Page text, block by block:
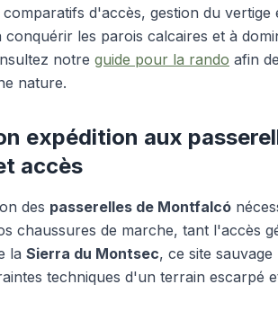
d'accès, gestion du vertige
les parois calcaires et à
notre guide pour la rando afin
nature.
expédition aux
accès
des passerelles de Montfalcó
chaussures de marche, tant l'accès
la Sierra du Montsec, ce site
techniques d'un terrain escarpé